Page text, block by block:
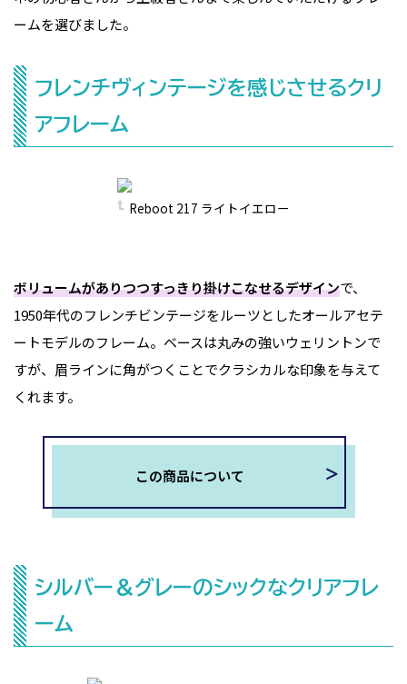
ームを選びました。
フレンチヴィンテージを感じさせるクリ
アフレーム
Reboot 217 ライトイエロー
ボリュームがありつつすっきり掛けこなせるデザインで、
1950年代のフレンチビンテージをルーツとしたオールアセテ
ートモデルのフレーム。ベースは丸みの強いウェリントンで
すが、眉ラインに角がつくことでクラシカルな印象を与えて
くれます。
この商品について
シルバー＆グレーのシックなクリアフレ
ーム